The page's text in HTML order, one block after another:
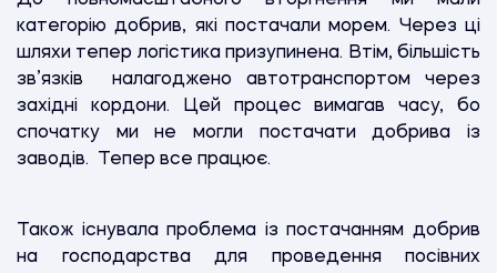
категорію добрив, які постачали морем. Через ці
шляхи тепер логістика призупинена. Втім, більшість
зв’язків налагоджено автотранспортом через
західні кордони. Цей процес вимагав часу, бо
спочатку ми не могли постачати добрива із
заводів. Тепер все працює.
Також існувала проблема із постачанням добрив
на господарства для проведення посівних